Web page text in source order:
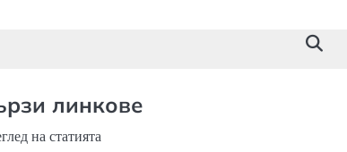
линкове
на статията